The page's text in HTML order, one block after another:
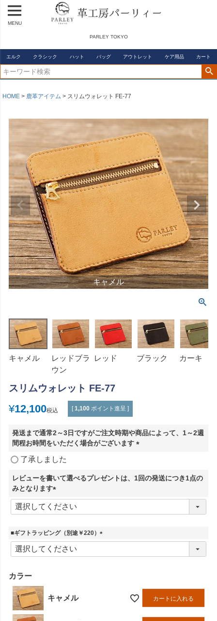
PARLEY TOKYO
MENU
エルク クラシック ハット バッグ アウトレット ケア用品 カート
HOME 鹿革アイテム スリムウォレット FE-77
キャメル
キャメル
レッドブラ
ウン
レッド ブラック カーキ
スリムウォレット FE-77
¥12,100税込 [ 1,100 ポイント進呈 ]
発送まで通常2～3日ですがご注文時期や商品によって、1～2週
間程お時間をいただく場合がございます
須
了承しました
レビューを書いて選べるプレゼントは、1回の発送につき1点の
みとなります
(
必
)
■ギフトラッピング（別途￥220）
(
カラー
キャメル カートに入れる